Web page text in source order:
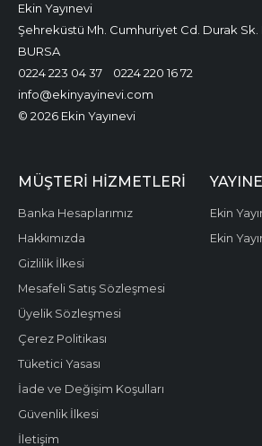
Ekin Yayınevi
Şehreküstü Mh. Cumhuriyet Cd. Durak
BURSA
0224 223 04 37
0224 220 16 72
info@ekinyayinevi.com
© 2026 Ekin Yayınevi
MÜŞTERI HIZMETLERI
Banka Hesaplarımız
Hakkımızda
Gizlilik İlkesi
Mesafeli Satış Sözleşmesi
Üyelik Sözleşmesi
Çerez Politikası
Tüketici Yasası
İade ve Değişim Koşulları
Güvenlik İlkesi
İletişim
Ekin
Ekin